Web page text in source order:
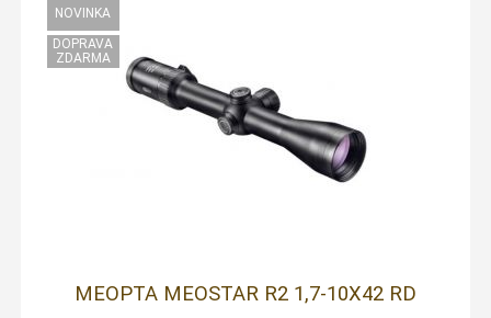
MEOPTA MEOSTAR R2 1,7-10X42 RD